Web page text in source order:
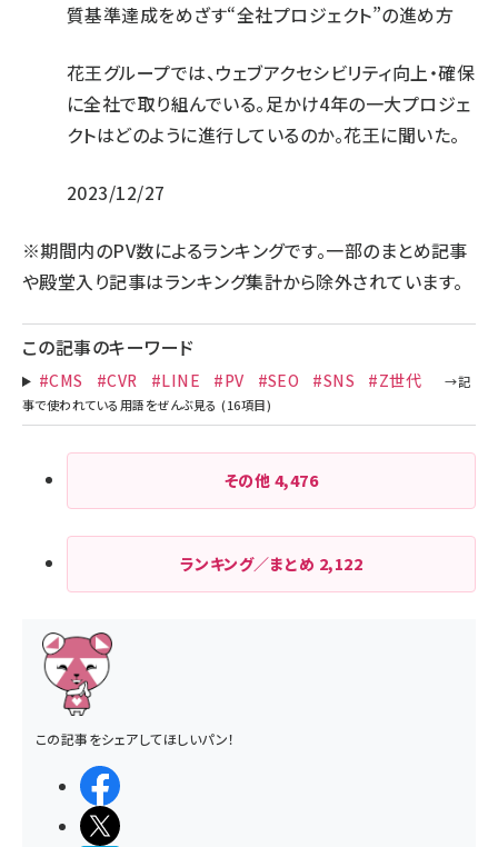
質基準達成をめざす“全社プロジェクト”の進め方
花王グループでは、ウェブアクセシビリティ向上・確保
に全社で取り組んでいる。足かけ4年の一大プロジェ
クトはどのように進行しているのか。花王に聞いた。
2023/12/27
※期間内のPV数によるランキングです。一部のまとめ記事
や殿堂入り記事はランキング集計から除外されています。
この記事のキーワード
#CMS #CVR #LINE #PV #SEO #SNS #Z世代
その他 4,476
ランキング／まとめ 2,122
この記事をシェアしてほしいパン！